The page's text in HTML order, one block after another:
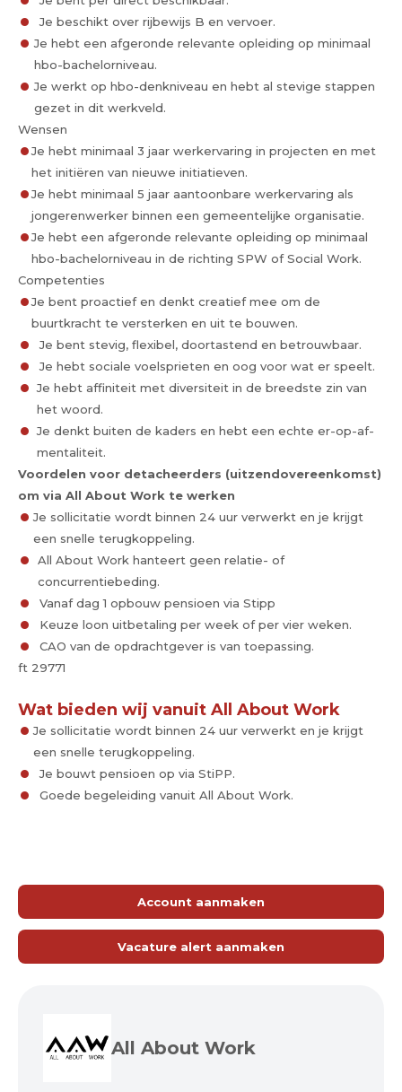
Je beschikt over rijbewijs B en vervoer.
Je hebt een afgeronde relevante opleiding op minimaal
hbo-bachelorniveau.
Je werkt op hbo-denkniveau en hebt al stevige stappen
gezet in dit werkveld.
Wensen
Je hebt minimaal 3 jaar werkervaring in projecten en met
het initiëren van nieuwe initiatieven.
Je hebt minimaal 5 jaar aantoonbare werkervaring als
jongerenwerker binnen een gemeentelijke organisatie.
Je hebt een afgeronde relevante opleiding op minimaal
hbo-bachelorniveau in de richting SPW of Social Work.
Competenties
Je bent proactief en denkt creatief mee om de
buurtkracht te versterken en uit te bouwen.
Je bent stevig, flexibel, doortastend en betrouwbaar.
Je hebt sociale voelsprieten en oog voor wat er speelt.
Je hebt affiniteit met diversiteit in de breedste zin van
het woord.
Je denkt buiten de kaders en hebt een echte er-op-af-
mentaliteit.
Voordelen voor detacheerders (uitzendovereenkomst)
om via All About Work te werken
Je sollicitatie wordt binnen 24 uur verwerkt en je krijgt
een snelle terugkoppeling.
All About Work hanteert geen relatie- of
concurrentiebeding.
Vanaf dag 1 opbouw pensioen via Stipp
Keuze loon uitbetaling per week of per vier weken.
CAO van de opdrachtgever is van toepassing.
ft 29771
Wat bieden wij vanuit All About Work
Je sollicitatie wordt binnen 24 uur verwerkt en je krijgt
een snelle terugkoppeling.
Je bouwt pensioen op via StiPP.
Goede begeleiding vanuit All About Work.
Account aanmaken
Vacature alert aanmaken
All About Work